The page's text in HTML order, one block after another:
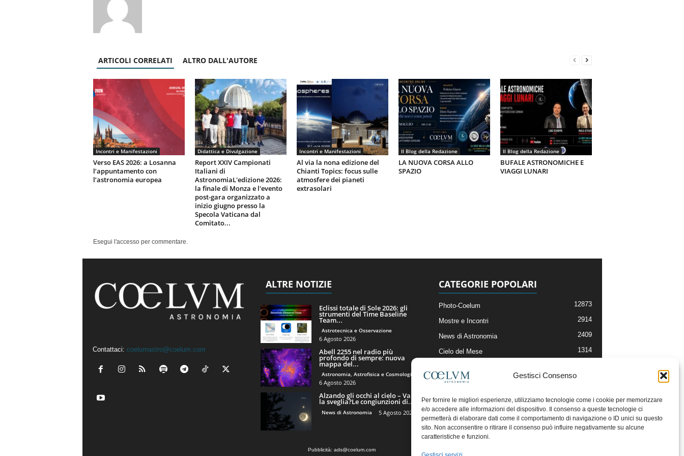
Gestisci Consenso
Per fornire le migliori esperienze, utilizziamo tecnologie come i cookie per memorizzare
e/o accedere alle informazioni del dispositivo. Il consenso a queste tecnologie ci
permetterà di elaborare dati come il comportamento di navigazione o ID unici su questo
sito. Non acconsentire o ritirare il consenso può influire negativamente su alcune
caratteristiche e funzioni.
ARTICOLI CORRELATI ALTRO DALL'AUTORE
Incontri e Manifestazioni
Verso EAS 2026: a Losanna
l’appuntamento con
l’astronomia europea
Didattica e Divulgazione
Report XXIV Campionati
Italiani di
AstronomiaL'edizione 2026:
la finale di Monza e l'evento
post-gara organizzato a
inizio giugno presso la
Specola Vaticana dal
Comitato...
Incontri e Manifestazioni
Al via la nona edizione del
Chianti Topics: focus sulle
atmosfere dei pianeti
extrasolari
Il Blog della Redazione
LA NUOVA CORSA ALLO
SPAZIO
Il Blog della Redazione
BUFALE ASTRONOMICHE E
VIAGGI LUNARI
Esegui l'accesso per commentare.
Contattaci: coelumastro@coelum.com
ALTRE NOTIZIE
Eclissi totale di Sole 2026: gli
strumenti del Time Baseline
Team...
Astrotecnica e Osservazione
6 Agosto 2026
Abell 2255 nel radio più
profondo di sempre: nuova
mappa del...
Astronomia, Astrofisica e Cosmologia
6 Agosto 2026
Alzando gli occhi al cielo – Vale
la sveglia?Le congiunzioni di...
News di Astronomia 5 Agosto 2026
CATEGORIE POPOLARI
Photo-Coelum 12873
Mostre e Incontri 2914
News di Astronomia 2409
Cielo del Mese 1314
Articoli e Risorse On-Line
Il Blog della Redazione
Pubblicità: ads@coelum.com